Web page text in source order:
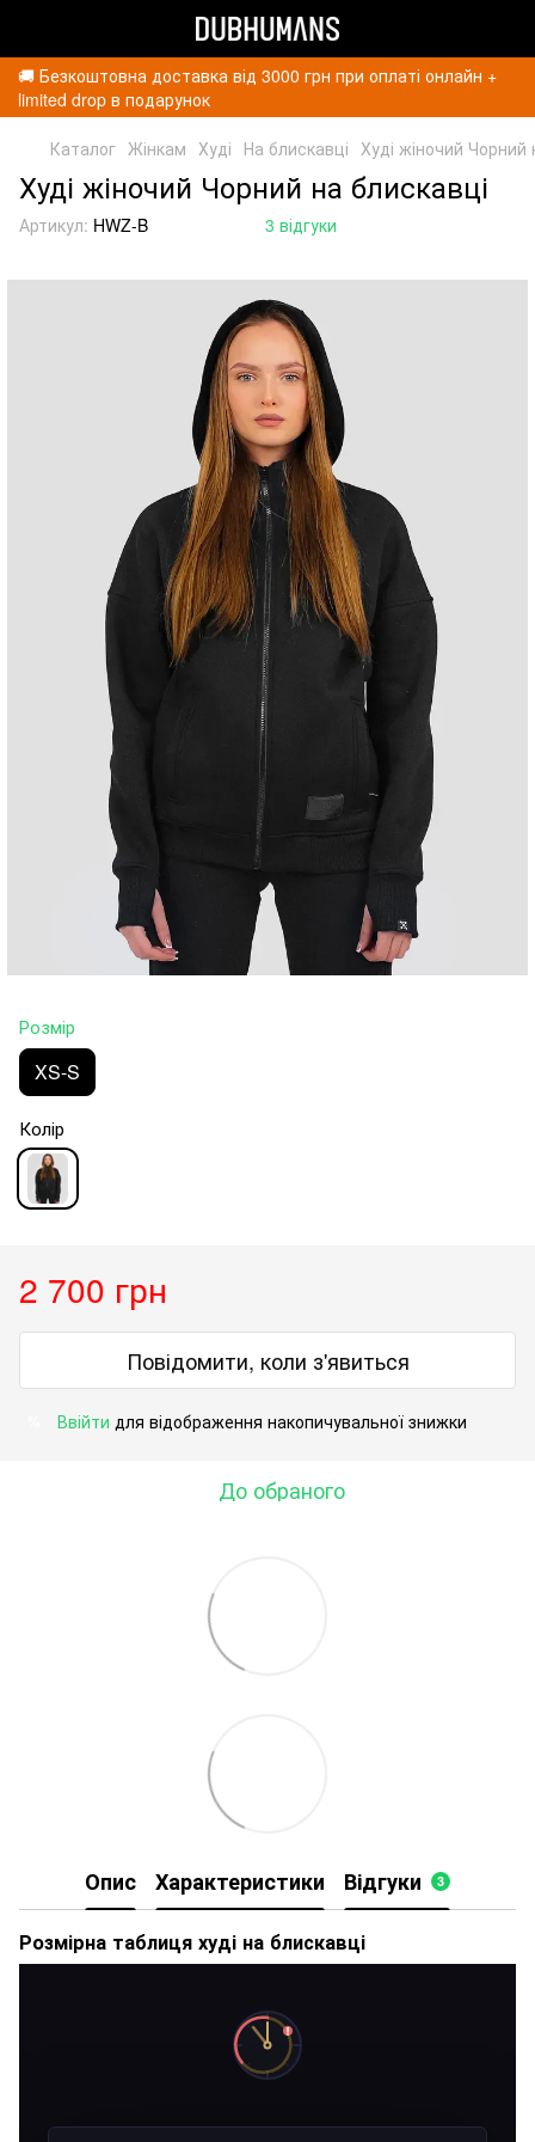
🚚 Безкоштовна доставка від 3000 грн при оплаті онлайн +
limited drop в подарунок
Каталог Жінкам Худі На блискавці Худі жіночий Чорний
Худі жіночий Чорний на блискавці
Артикул: HWZ-B 3 відгуки
Розмір
XS-S
Колір
2 700 грн
Повідомити, коли з'явиться
Ввійти для відображення накопичувальної знижки
До обраного
Опис Характеристики Відгуки 3
Розмірна таблиця худі на блискавці